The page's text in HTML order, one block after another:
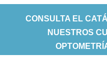
CONSULTA EL
NUESTROS